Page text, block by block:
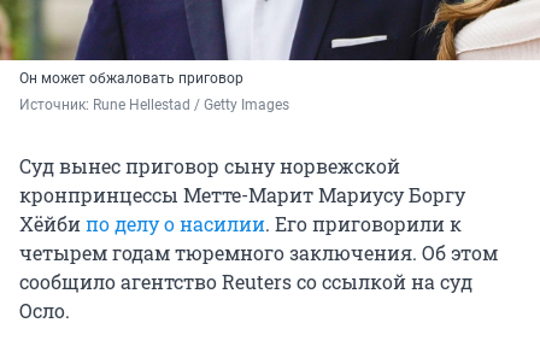
Он может обжаловать приговор
Источник: Rune Hellestad / Getty Images
Суд вынес приговор сыну норвежской
кронпринцессы Метте-Марит Мариусу Боргу
Хёйбипо делу о насилии. Его приговорили к
четырем годам тюремного заключения. Об этом
сообщило агентство Reuters со ссылкой на суд
Осло.